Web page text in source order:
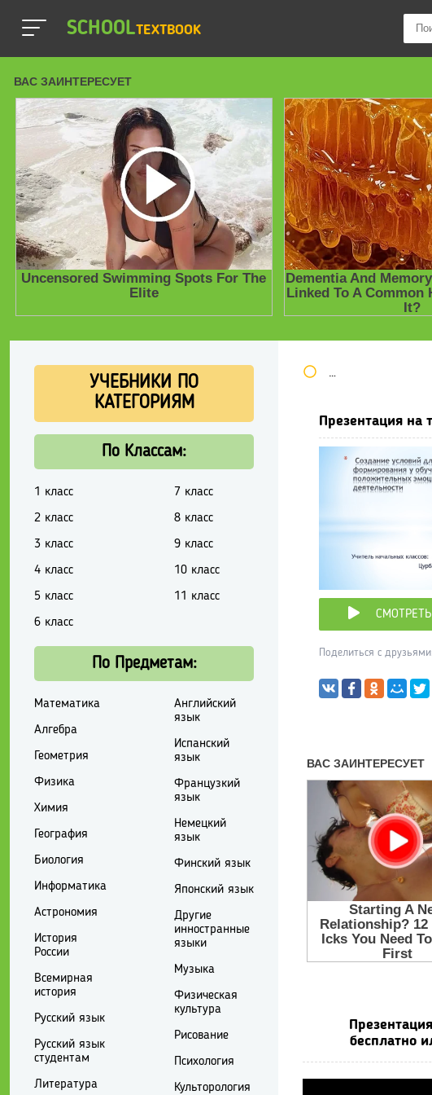
SCHOOLTEXTBOOK
Школьные
Презентация на
Поделиться с друзьями:
бесплатно
УЧЕБНИКИ ПО
КАТЕГОРИЯМ
По Классам:
1 класс
2 класс
3 класс
4 класс
5 класс
6 класс
7 класс
8 класс
9 класс
10 класс
11 класс
По Предметам:
Математика
Алгебра
Геометрия
Физика
Химия
География
Биология
Информатика
Астрономия
История
России
Всемирная
история
Русский язык
Русский язык
студентам
Литература
Английский
язык
Испанский
язык
Французкий
язык
Немецкий
язык
Финский язык
Японский язык
Другие
инностранные
языки
Музыка
Физическая
культура
Рисование
Психология
Культорология